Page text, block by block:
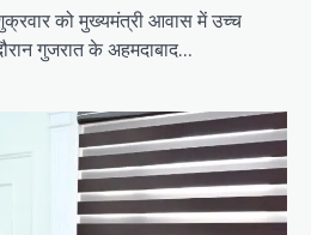
को मुख्यमंत्री आवास में उच्च
गुजरात के अहमदाबाद…